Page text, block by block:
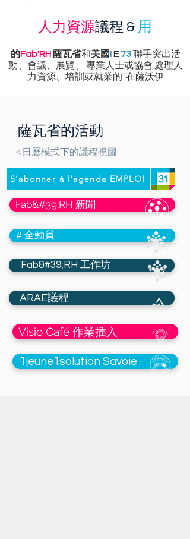
人力資源議程 & 用
的Fab'RH 薩瓦省和美國IE73 聯手突出活
動、會議、展覽、
專業人士或協會 處理人
力資源、培訓或就業的 在薩沃伊
薩瓦省的活動
<日曆模式下的議程視圖
S'abonner à l'agenda EMPLOI
Fab&#39;RH 新聞
# 全動員
Fab&#39;RH 工作坊
ARAE議程
Visio Café 作業插入
1jeune1solution Savoie